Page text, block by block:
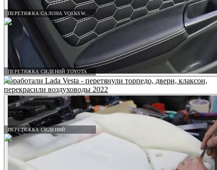
ПЕРЕТЯЖКА САЛОНА VOLKSWAGEN
ПЕРЕТЯЖКА СИДЕНИЙ TOYOTA
ПЕРЕТЯЖКА СИДЕНИЙ
Доработали Lada Vesta - перетянули торпедо, двери, клаксон,
перекрасили воздуховоды 2022